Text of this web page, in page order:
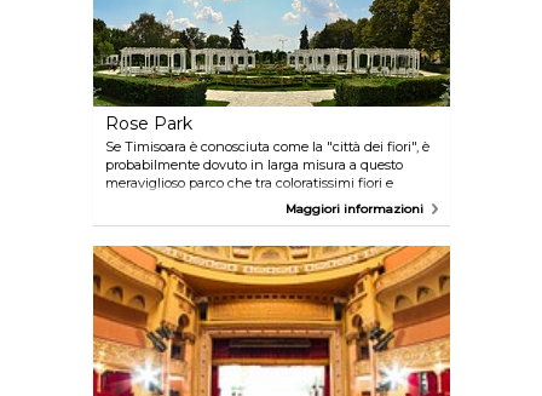
Rose Park
Se Timisoara è conosciuta come la "città dei fiori", è
probabilmente dovuto in larga misura a questo
meraviglioso parco che tra coloratissimi fiori e
candide panchine, crea un'atmosfera decisamente
romantica. Inoltre, il parco è vicino al fiume Bega,
senza dubbio fgare una passeggiata fino alle sue
sponde!
Maggiori informazioni